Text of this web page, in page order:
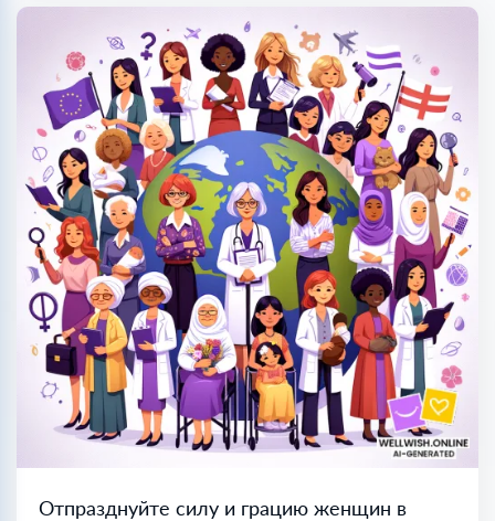
Отпразднуйте силу и грацию женщин в